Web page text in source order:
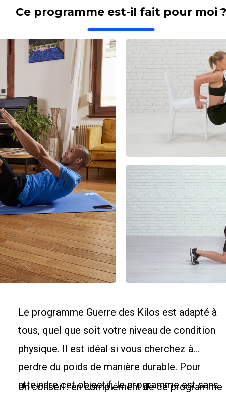
Ce programme est-il fait pour moi
Le programme Guerre des Kilos est adapté à
tous, quel que soit votre niveau de condition
physique. Il est idéal si vous cherchez à
perdre du poids de manière durable. Pour
atteindre cet objectif, le programme est sans
Un conseil : en complément de ce programme